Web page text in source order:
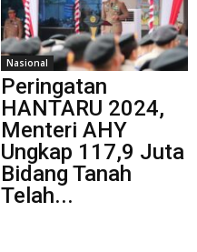
Nasional
Peringatan
HANTARU 2024,
Menteri AHY
Ungkap 117,9 Juta
Bidang Tanah
Telah...